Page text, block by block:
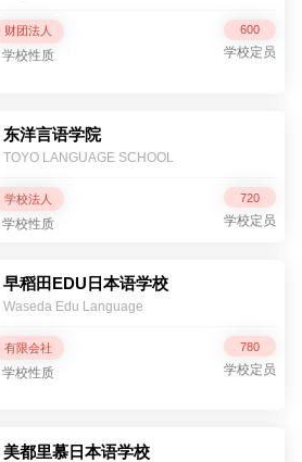
财团法人
学校性质
600
学校定员
东洋言语学院
TOYO LANGUAGE SCHOOL
学校法人
学校性质
720
学校定员
早稻田EDU日本语学校
Waseda Edu Language
有限会社
学校性质
780
学校定员
美都里慕日本语学校